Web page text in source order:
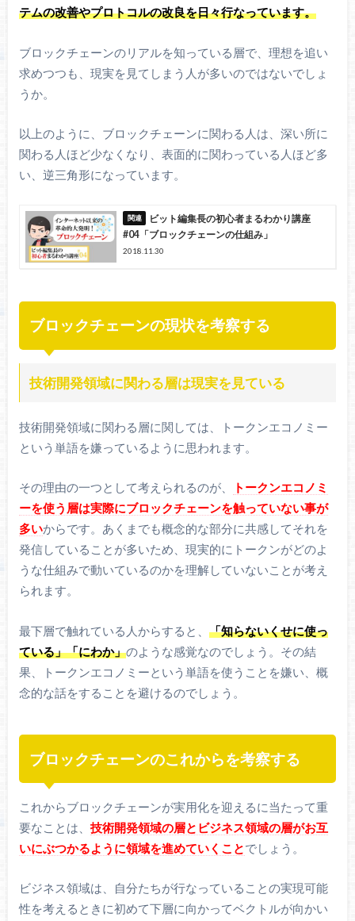
テムの改善やプロトコルの改良を日々行なっています。
ブロックチェーンのリアルを知っている層で、理想を追い
求めつつも、現実を見てしまう人が多いのではないでしょ
うか。
以上のように、ブロックチェーンに関わる人は、深い所に
関わる人ほど少なくなり、表面的に関わっている人ほど多
い、逆三角形になっています。
ビット編集長の初心者まるわかり講座
#04「ブロックチェーンの仕組み」
2018.11.30
ブロックチェーンの現状を考察する
技術開発領域に関わる層は現実を見ている
技術開発領域に関わる層に関しては、トークンエコノミー
という単語を嫌っているように思われます。
その理由の一つとして考えられるのが、
トークンエコノミ
ーを使う層は実際にブロックチェーンを触っていない事が
多いからです。あくまでも概念的な部分に共感してそれを
発信していることが多いため、現実的にトークンがどのよ
うな仕組みで動いているのかを理解していないことが考え
られます。
最下層で触れている人からすると、 「知らないくせに使っ
ている」「にわか」のような感覚なのでしょう。その結
果、トークンエコノミーという単語を使うことを嫌い、概
念的な話をすることを避けるのでしょう。
ブロックチェーンのこれからを考察する
これからブロックチェーンが実用化を迎えるに当たって重
要なことは、 技術開発領域の層とビジネス領域の層がお互
いにぶつかるように領域を進めていくことでしょう。
ビジネス領域は、自分たちが行なっていることの実現可能
性を考えるときに初めて下層に向かってベクトルが向かい